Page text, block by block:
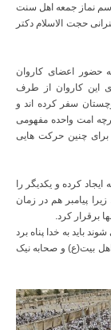
نماز جمعه اهل سنت
حجت الاسلام دکتر
حضور اعضای کاروان
این کاروان از طرف
سفر کرده اند و
امت واحده مفهومی
چنین حرکت هایی
کرده و یکدیگر را
پیامبر هم در زمان
برقرار کرد.
باید به خدا پناه برد
اهل بیت(ع) و صحابه نیک